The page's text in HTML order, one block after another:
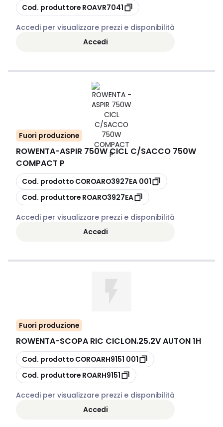
copia
Cod. produttore ROAVR7041
Accedi per visualizzare prezzi e disponibilità
Accedi
Fuori produzione
ROWENTA-ASPIR 750W CICL C/SACCO 750W
COMPACT P
copia
Cod. prodotto
COROARO3927EA 001
copia
Cod. produttore ROARO3927EA
Accedi per visualizzare prezzi e disponibilità
Accedi
Fuori produzione
ROWENTA-SCOPA RIC CICLON.25.2V AUTON 1H
copia
Cod. prodotto
COROARH9151 001
copia
Cod. produttore ROARH9151
Accedi per visualizzare prezzi e disponibilità
Accedi